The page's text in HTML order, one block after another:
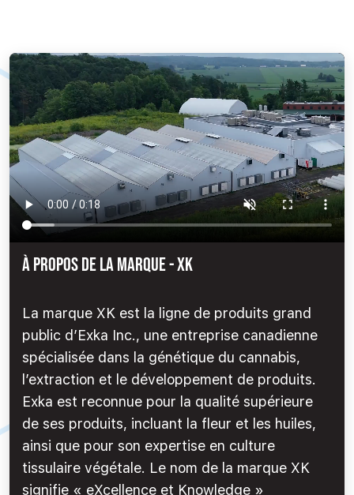
À PROPOS DE LA MARQUE - XK
La marque XK est la ligne de produits grand
public d’Exka Inc., une entreprise canadienne
spécialisée dans la génétique du cannabis,
l’extraction et le développement de produits.
Exka est reconnue pour la qualité supérieure
de ses produits, incluant la fleur et les huiles,
ainsi que pour son expertise en culture
tissulaire végétale. Le nom de la marque XK
signifie « eXcellence et Knowledge »